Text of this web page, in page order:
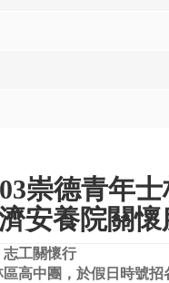
崇德青年
安養院關懷
志工關懷行
高中團，於假日時號招